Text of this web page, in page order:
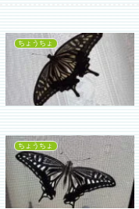
ちょうちょ
ちょうちょ